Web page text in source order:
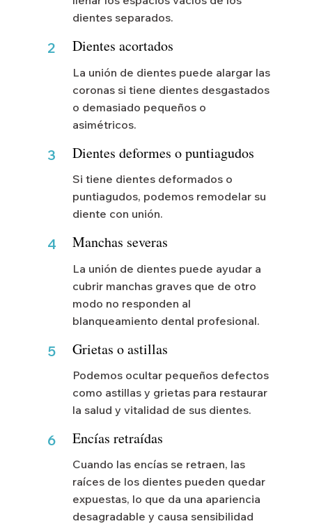
dientes separados.
2 Dientes acortados
La unión de dientes puede alargar las
coronas si tiene dientes desgastados
o demasiado pequeños o
asimétricos.
3 Dientes deformes o puntiagudos
Si tiene dientes deformados o
puntiagudos, podemos remodelar su
diente con unión.
4 Manchas severas
La unión de dientes puede ayudar a
cubrir manchas graves que de otro
modo no responden al
blanqueamiento dental profesional.
5 Grietas o astillas
Podemos ocultar pequeños defectos
como astillas y grietas para restaurar
la salud y vitalidad de sus dientes.
6 Encías retraídas
Cuando las encías se retraen, las
raíces de los dientes pueden quedar
expuestas, lo que da una apariencia
desagradable y causa sensibilidad